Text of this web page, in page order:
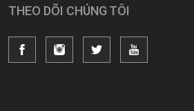
THEO DÕI CHÚNG TÔI